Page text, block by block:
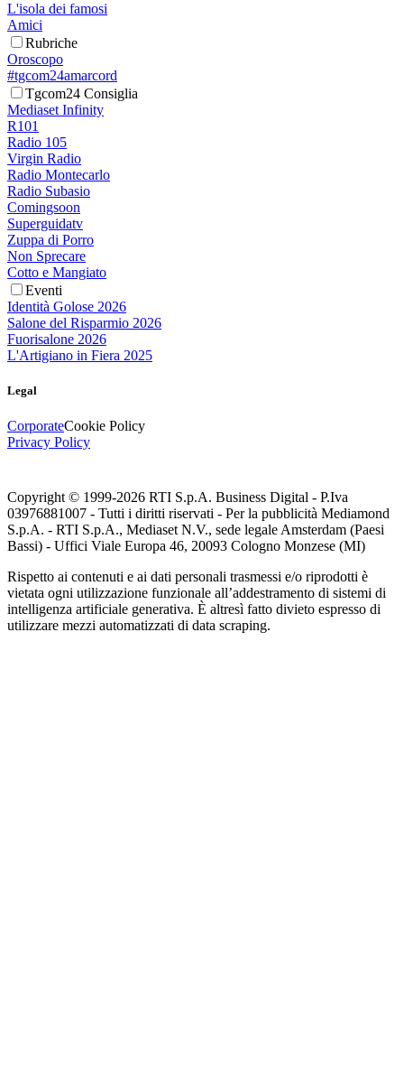
L'isola dei famosi
Amici
Rubriche
Oroscopo
#tgcom24amarcord
Tgcom24 Consiglia
Mediaset Infinity
R101
Radio 105
Virgin Radio
Radio Montecarlo
Radio Subasio
Comingsoon
Superguidatv
Zuppa di Porro
Non Sprecare
Cotto e Mangiato
Eventi
Identità Golose 2026
Salone del Risparmio 2026
Fuorisalone 2026
L'Artigiano in Fiera 2025
Legal
CorporateCookie Policy
Privacy Policy
Copyright © 1999-2026 RTI S.p.A. Business Digital - P.Iva
03976881007 - Tutti i diritti riservati - Per la pubblicità Mediamond
S.p.A. - RTI S.p.A., Mediaset N.V., sede legale Amsterdam (Paesi
Bassi) - Uffici Viale Europa 46, 20093 Cologno Monzese (MI)
Rispetto ai contenuti e ai dati personali trasmessi e/o riprodotti è
vietata ogni utilizzazione funzionale all’addestramento di sistemi di
intelligenza artificiale generativa. È altresì fatto divieto espresso di
utilizzare mezzi automatizzati di data scraping.